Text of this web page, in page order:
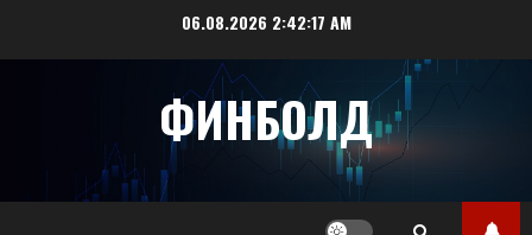
06.08.2026 2:42:17 AM
ФИНБОЛД